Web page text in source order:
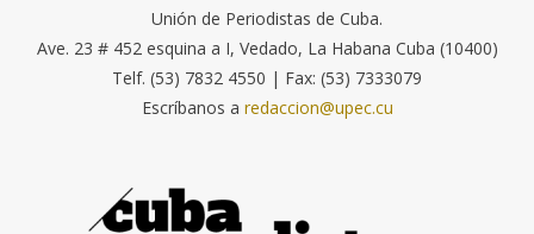
Unión de Periodistas de Cuba.
Ave. 23 # 452 esquina a I, Vedado, La Habana Cuba (10400)
Telf. (53) 7832 4550 | Fax: (53) 7333079
Escríbanos a redaccion@upec.cu